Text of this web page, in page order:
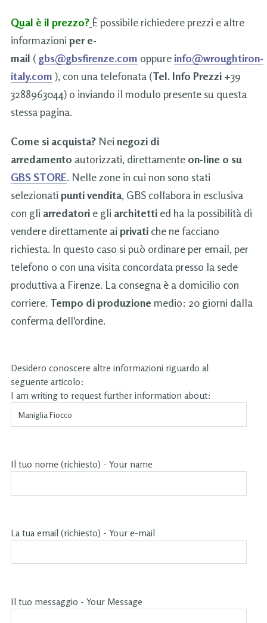
Qual è il prezzo? È possibile richiedere prezzi e altre
informazioni per e-
mail ( gbs@gbsfirenze.com oppure info@wroughtiron-
italy.com ), con una telefonata (Tel. Info Prezzi +39
3288963044) o inviando il modulo presente su questa
stessa pagina.
Come si acquista? Nei negozi di
arredamento autorizzati, direttamente on-line o su
GBS STORE. Nelle zone in cui non sono stati
selezionati punti vendita, GBS collabora in esclusiva
con gli arredatori e gli architetti ed ha la possibilità di
vendere direttamente ai privati che ne facciano
richiesta. In questo caso si può ordinare per email, per
telefono o con una visita concordata presso la sede
produttiva a Firenze. La consegna è a domicilio con
corriere. Tempo di produzione medio: 20 giorni dalla
conferma dell'ordine.
Desidero conoscere altre informazioni riguardo al
seguente articolo:
I am writing to request further information about:
Il tuo nome (richiesto) - Your name
La tua email (richiesto) - Your e-mail
Il tuo messaggio - Your Message